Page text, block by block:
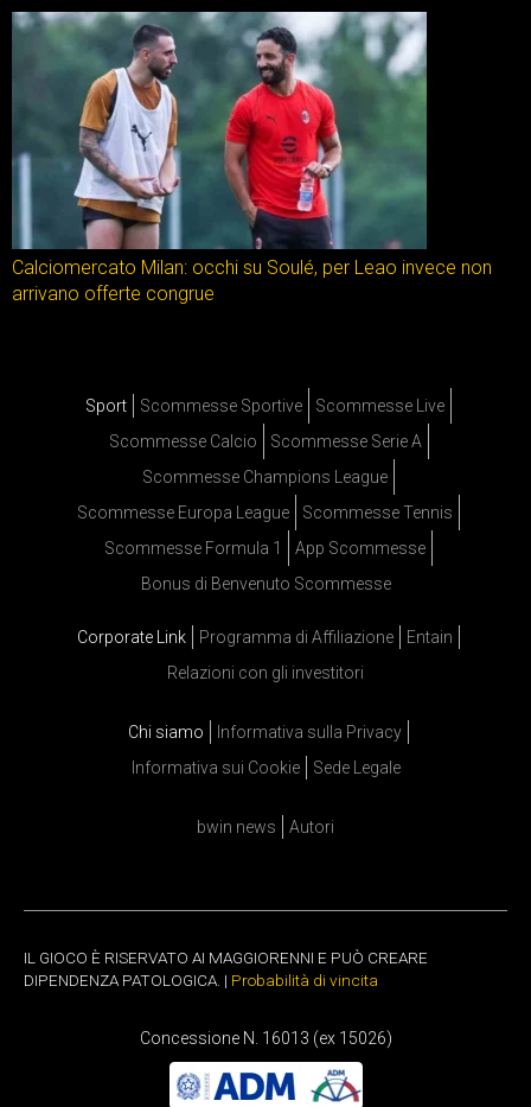
Calciomercato Milan: occhi su Soulé, per Leao invece non
arrivano offerte congrue
Sport Scommesse Sportive
Scommesse Live
Scommesse Calcio
Scommesse Serie A
Scommesse Champions League
Scommesse Europa League
Scommesse Tennis
Scommesse Formula 1
App Scommesse
Bonus di Benvenuto Scommesse
Corporate Link Programma di Affiliazione
Entain
Relazioni con gli investitori
Chi siamo
Informativa sulla Privacy
Informativa sui Cookie
Sede Legale
bwin news Autori
IL GIOCO È RISERVATO AI MAGGIORENNI E PUÒ CREARE
DIPENDENZA PATOLOGICA. | Probabilità di vincita
Concessione N. 16013 (ex 15026)